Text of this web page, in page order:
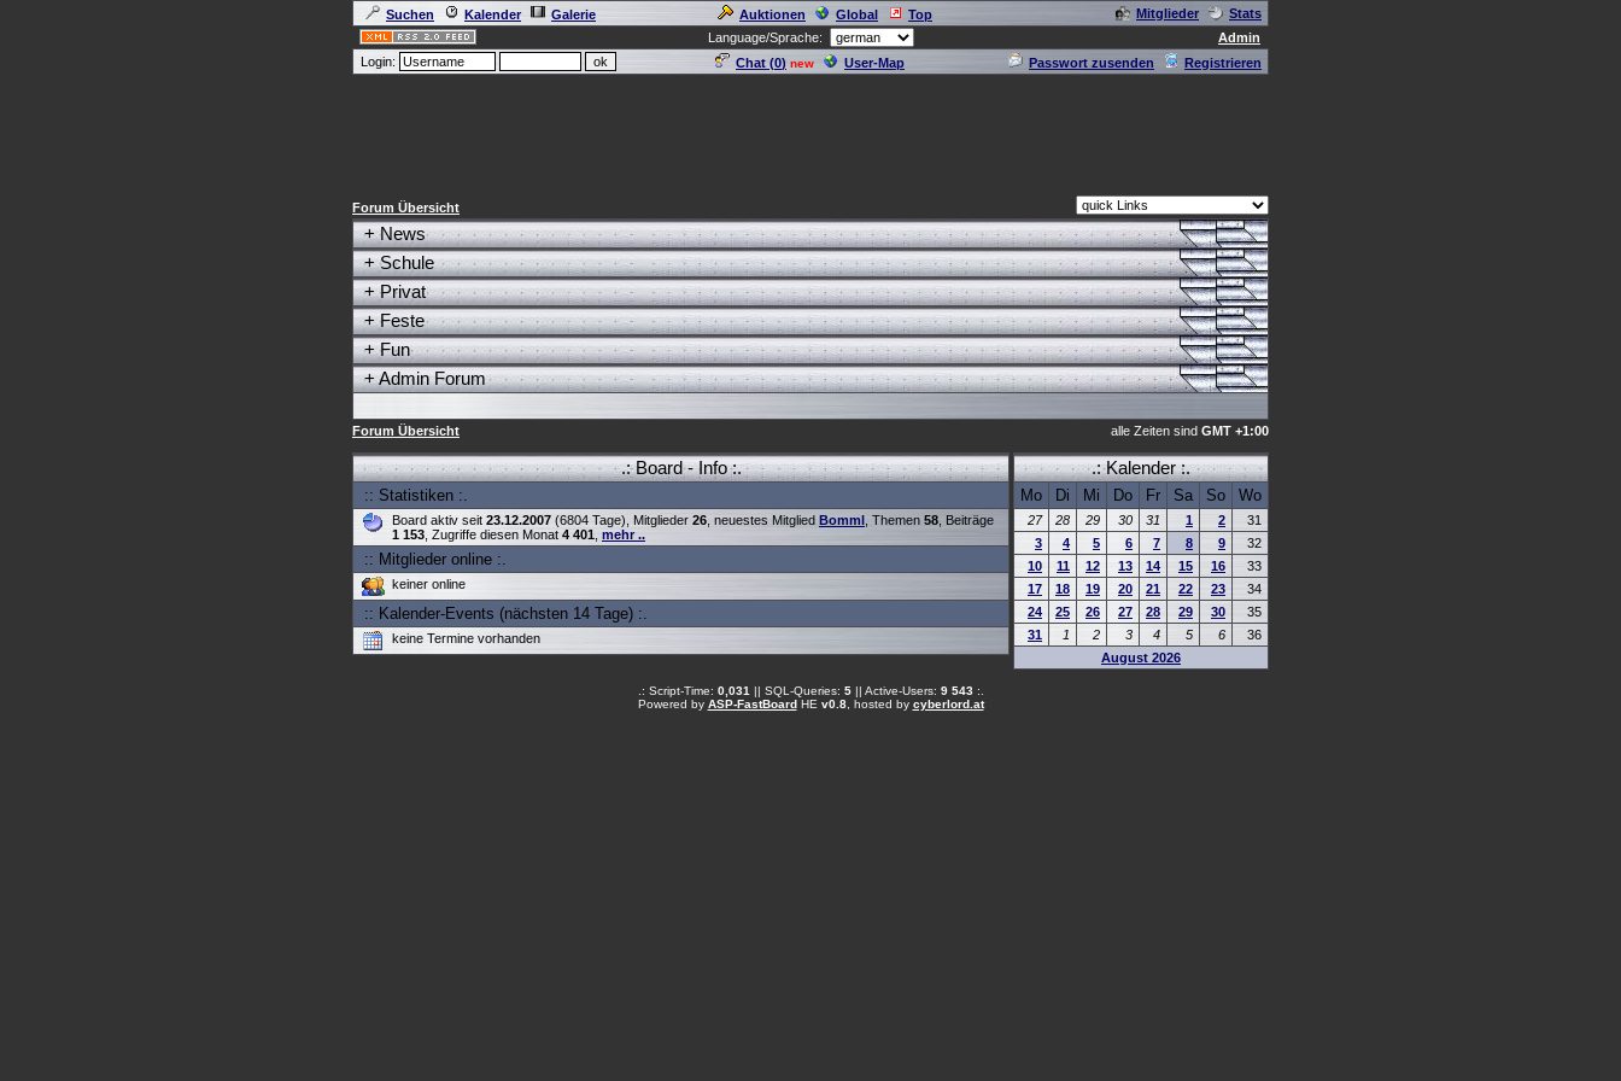
Suchen Kalender Galerie Auktionen Global Top Mitglieder
Stats
Language/Sprache:
Admin
Login:
Chat (0) new User-Map Passwort zusenden Registrieren
Forum Übersicht
+ News
+ Schule
+ Privat
+ Feste
+ Fun
+Admin Forum
Forum Übersicht alle Zeiten sind GMT +1:00
.: Board - Info :.
:: Statistiken :.
Board aktiv seit 23.12.2007 (6804 Tage), Mitglieder 26 , neuestes Mitglied Bomml , Themen 58 , Beiträge
1 153 , Zugriffe diesen Monat 4 401 mehr ..
:: Mitglieder online :.
keiner online
:: Kalender-Events (nächsten 14 Tage) :.
keine Termine vorhanden
.: Kalender :.
Mo Di Mi Do Fr Sa So Wo
27 28 29 30 31 1 2
31
3
4 5 6 7 8 9
32
10
11 12 13 14 15 16
33
17
18 19 20 21 22 23
34
24
25 26 27 28 29 30
35
31
1 2 3 4 5 6
36
August 2026
.: Script-Time: 0,031 || SQL-Queries: 5|| Active-Users: 9 543 :.
Powered by ASP-FastBoardHE v0.8, hosted by cyberlord.at